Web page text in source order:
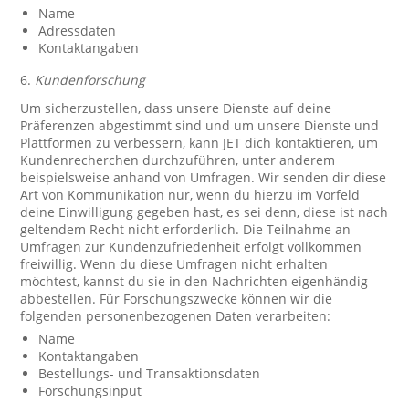
Name
Adressdaten
Kontaktangaben
6. Kundenforschung
Um sicherzustellen, dass unsere Dienste auf deine
Präferenzen abgestimmt sind und um unsere Dienste und
Plattformen zu verbessern, kann JET dich kontaktieren, um
Kundenrecherchen durchzuführen, unter anderem
beispielsweise anhand von Umfragen. Wir senden dir diese
Art von Kommunikation nur, wenn du hierzu im Vorfeld
deine Einwilligung gegeben hast, es sei denn, diese ist nach
geltendem Recht nicht erforderlich. Die Teilnahme an
Umfragen zur Kundenzufriedenheit erfolgt vollkommen
freiwillig. Wenn du diese Umfragen nicht erhalten
möchtest, kannst du sie in den Nachrichten eigenhändig
abbestellen. Für Forschungszwecke können wir die
folgenden personenbezogenen Daten verarbeiten:
Name
Kontaktangaben
Bestellungs- und Transaktionsdaten
Forschungsinput